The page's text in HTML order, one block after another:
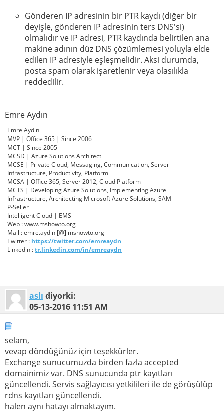
Gönderen IP adresinin bir PTR kaydı (diğer bir
deyişle, gönderen IP adresinin ters DNS'si)
olmalıdır ve IP adresi, PTR kaydında belirtilen ana
makine adının düz DNS çözümlemesi yoluyla elde
edilen IP adresiyle eşleşmelidir. Aksi durumda,
posta spam olarak işaretlenir veya olasılıkla
reddedilir.
Emre Aydın
Emre Aydın
MVP | Office 365 | Since 2006
MCT | Since 2005
MCSD | Azure Solutions Architect
MCSE | Private Cloud, Messaging, Communication, Server
Infrastructure, Productivity, Platform
MCSA | Office 365, Server 2012, Cloud Platform
MCTS | Developing Azure Solutions, Implementing Azure
Infrastructure, Architecting Microsoft Azure Solutions, SAM
P-Seller
Intelligent Cloud | EMS
Web : www.mshowto.org
Mail : emre.aydin [@] mshowto.org
Twitter : https://twitter.com/emreaydn
Linkedin :tr.linkedin.com/in/emreaydn
aslı diyorki:
05-13-2016 11:51 AM
selam,
vevap döndüğünüz için teşekkürler.
Exchange sunucumuzda birden fazla accepted
domainimiz var. DNS sunucunda ptr kayıtları
güncellendi. Servis sağlayıcısı yetkilileri ile de görüşülüp
rdns kayıtları güncellendi.
halen aynı hatayı almaktayım.